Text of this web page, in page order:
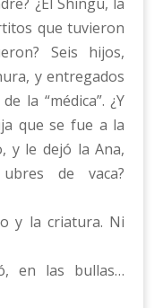
que tuvieron
Seis hijos,
y entregados
la “médica”. ¿Y
que se fue a la
y le dejó la Ana,
de vaca?
y la criatura. Ni
en las bullas…